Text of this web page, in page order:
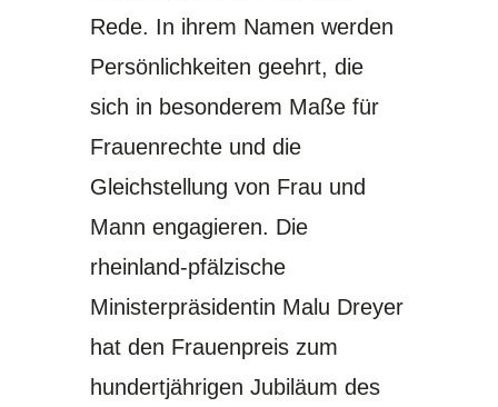
Rede. In ihrem Namen werden
Persönlichkeiten geehrt, die
sich in besonderem Maße für
Frauenrechte und die
Gleichstellung von Frau und
Mann engagieren. Die
rheinland-pfälzische
Ministerpräsidentin Malu Dreyer
hat den Frauenpreis zum
hundertjährigen Jubiläum des